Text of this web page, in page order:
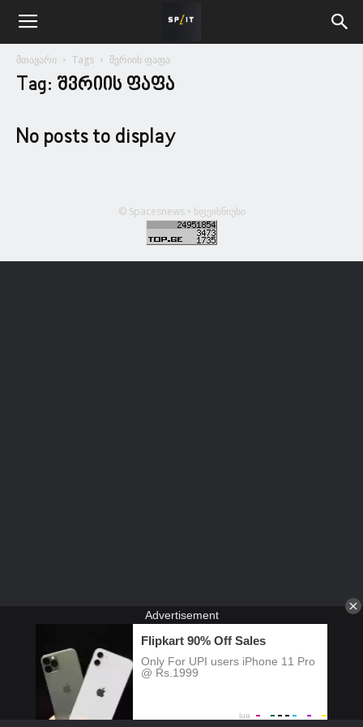
მთავარი Tags შვრიის ფაფა
Tag: შვრიის ფაფა
No posts to display
© Spacesnews • სფეისნიუსი